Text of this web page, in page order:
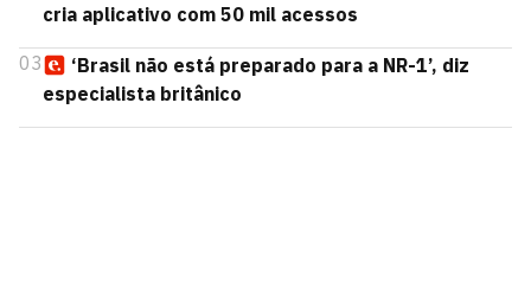
cria aplicativo com 50 mil acessos
03
‘Brasil não está preparado para a NR-1’, diz
especialista britânico